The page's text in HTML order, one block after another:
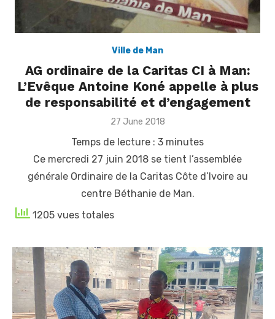
Ville de Man
AG ordinaire de la Caritas CI à Man:
L’Evêque Antoine Koné appelle à plus
de responsabilité et d’engagement
Posted
27 June 2018
Temps de lecture : 3 minutes
Ce mercredi 27 juin 2018 se tient l’assemblée
générale Ordinaire de la Caritas Côte d’Ivoire au
centre Béthanie de Man.
1205 vues totales